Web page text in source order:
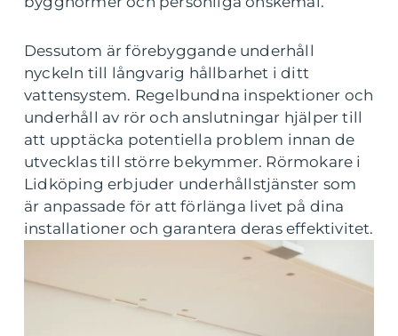
Dessutom är förebyggande underhåll
nyckeln till långvarig hållbarhet i ditt
vattensystem. Regelbundna inspektioner och
underhåll av rör och anslutningar hjälper till
att upptäcka potentiella problem innan de
utvecklas till större bekymmer. Rörmokare i
Lidköping erbjuder underhållstjänster som
är anpassade för att förlänga livet på dina
installationer och garantera deras effektivitet.